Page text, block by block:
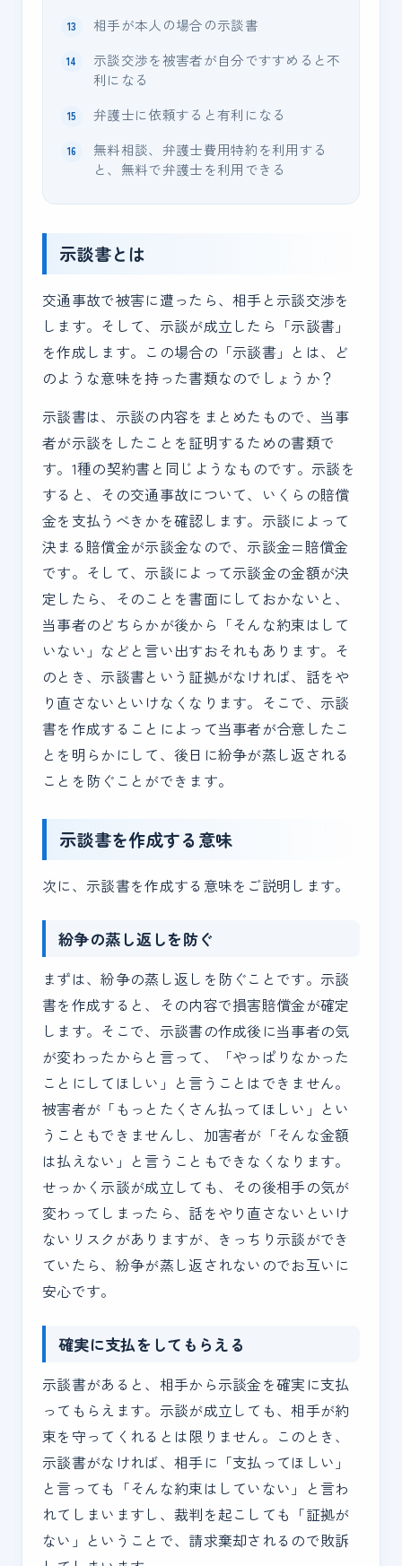
相手が本人の場合の示談書
示談交渉を被害者が自分ですすめると不
利になる
弁護士に依頼すると有利になる
無料相談、弁護士費用特約を利用する
と、無料で弁護士を利用できる
示談書とは
交通事故で被害に遭ったら、相手と示談交渉を
します。そして、示談が成立したら「示談書」
を作成します。この場合の「示談書」とは、ど
のような意味を持った書類なのでしょうか？
示談書は、示談の内容をまとめたもので、当事
者が示談をしたことを証明するための書類で
す。1種の契約書と同じようなものです。示談を
すると、その交通事故について、いくらの賠償
金を支払うべきかを確認します。示談によって
決まる賠償金が示談金なので、示談金=賠償金
です。そして、示談によって示談金の金額が決
定したら、そのことを書面にしておかないと、
当事者のどちらかが後から「そんな約束はして
いない」などと言い出すおそれもあります。そ
のとき、示談書という証拠がなければ、話をや
り直さないといけなくなります。そこで、示談
書を作成することによって当事者が合意したこ
とを明らかにして、後日に紛争が蒸し返される
ことを防ぐことができます。
示談書を作成する意味
次に、示談書を作成する意味をご説明します。
紛争の蒸し返しを防ぐ
まずは、紛争の蒸し返しを防ぐことです。示談
書を作成すると、その内容で損害賠償金が確定
します。そこで、示談書の作成後に当事者の気
が変わったからと言って、「やっぱりなかった
ことにしてほしい」と言うことはできません。
被害者が「もっとたくさん払ってほしい」とい
うこともできませんし、加害者が「そんな金額
は払えない」と言うこともできなくなります。
せっかく示談が成立しても、その後相手の気が
変わってしまったら、話をやり直さないといけ
ないリスクがありますが、きっちり示談ができ
ていたら、紛争が蒸し返されないのでお互いに
安心です。
確実に支払をしてもらえる
示談書があると、相手から示談金を確実に支払
ってもらえます。示談が成立しても、相手が約
束を守ってくれるとは限りません。このとき、
示談書がなければ、相手に「支払ってほしい」
と言っても「そんな約束はしていない」と言わ
れてしまいますし、裁判を起こしても「証拠が
ない」ということで、請求棄却されるので敗訴